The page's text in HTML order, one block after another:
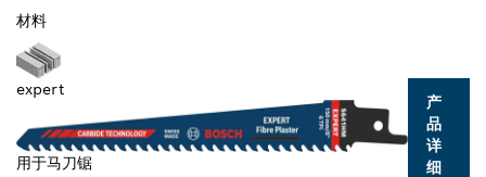
材料
expert
用于马刀锯
产
品
详
细